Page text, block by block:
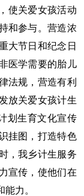
使关爱女孩活动
和参与。营造浓
大节日和纪念日
医学需要的胎儿
法规，营造有利
放关爱女孩计生
划生育文化宣传
挂图，打造特色
，我乡计生服务
宣传，使他们在
力。